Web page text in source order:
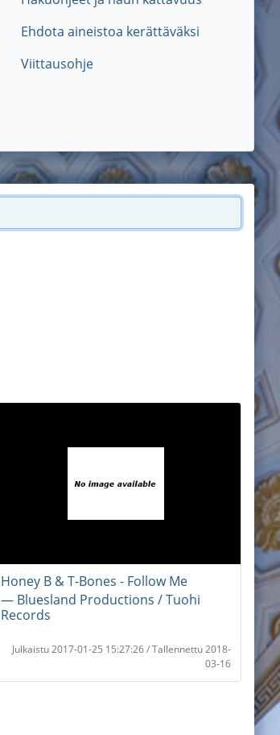
Ehdota aineistoa kerättäväksi
Viittausohje
Honey B & T-Bones - Follow Me
― Bluesland Productions / Tuohi
Records
Julkaistu 2017-01-25 15:27:26 / Tallennettu 2018-
03-16